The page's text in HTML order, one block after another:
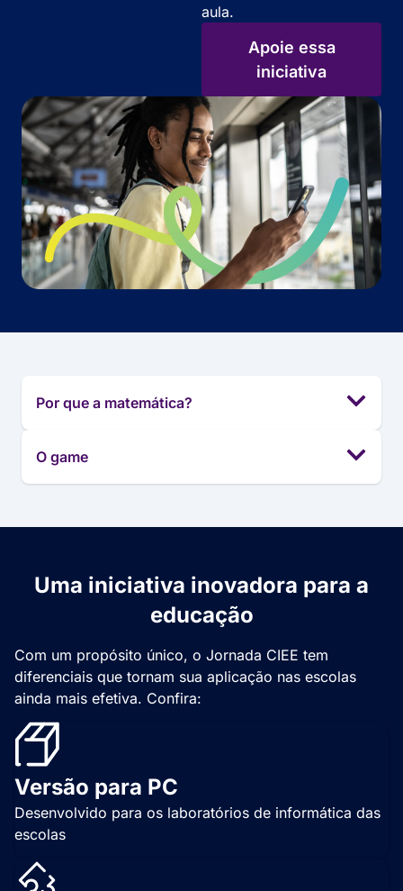
aula.
Apoie essa
iniciativa
Por que a matemática?
O game
Uma iniciativa inovadora para a
educação
Com um propósito único, o Jornada CIEE tem
diferenciais que tornam sua aplicação nas escolas
ainda mais efetiva. Confira:
Versão para PC
Desenvolvido para os laboratórios de informática das
escolas